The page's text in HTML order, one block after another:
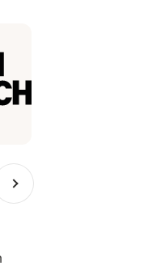
do pozycji 1
do pozycji 2
do pozycji 3